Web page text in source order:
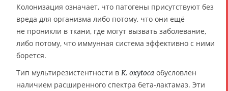
Колонизация означает, что патогены присутствуют без
вреда для организма либо потому, что они ещё
не проникли в ткани, где могут вызвать заболевание,
либо потому, что иммунная система эффективно с ними
борется.
Тип мультирезистентности в K. oxytoca обусловлен
наличием расширенного спектра бета-лактамаз. Эти